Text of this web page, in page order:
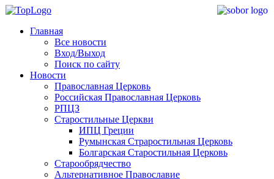
Главная
Все новости
Вход/Выход
Поиск по сайту
Новости
Православная Церковь
Российская Православная Церковь
РПЦЗ
Старостильные Церкви
ИПЦ Греции
Румынская Страростильная Церковь
Болгарская Старостильная Церковь
Старообрядчество
Альтернативное Православие